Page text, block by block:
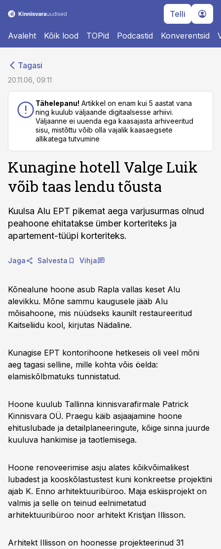
Telli
Avaleht Kõik lood TOPid Podcastid Konverentsid
Tagasi
20.11.06, 09:11
Tähelepanu! Artikkel on enam kui 5 aastat vana
ning kuulub väljaande digitaalsesse arhiivi.
Väljaanne ei uuenda ega kaasajasta arhiveeritud
sisu, mistõttu võib olla vajalik kaasaegsete
allikatega tutvumine
Kunagine hotell Valge Luik
võib taas lendu tõusta
Kuulsa Alu EPT pikemat aega varjusurmas olnud
peahoone ehitatakse ümber korteriteks ja
apartement-tüüpi korteriteks.
Jaga Salvesta Vihja
Kõnealune hoone asub Rapla vallas keset Alu
alevikku. Mõne sammu kaugusele jääb Alu
mõisahoone, mis nüüdseks kaunilt restaureeritud
Kaitseliidu kool, kirjutas Nädaline.
Kunagise EPT kontorihoone hetkeseis oli veel mõni
aeg tagasi selline, mille kohta võis öelda:
elamiskõlbmatuks tunnistatud.
Hoone kuulub Tallinna kinnisvarafirmale Patrick
Kinnisvara OÜ. Praegu käib asjaajamine hoone
ehituslubade ja detailplaneeringute, kõige sinna juurde
kuuluva hankimise ja taotlemisega.
Hoone renoveerimise asju alates kõikvõimalikest
lubadest ja kooskõlastustest kuni konkreetse projektini
ajab K. Enno arhitektuuribüroo. Maja eskiisprojekt on
valmis ja selle on teinud eelnimetatud
arhitektuuribüroo noor arhitekt Kristjan Illisson.
Arhitekt Illisson on hoonesse projekteerinud 31